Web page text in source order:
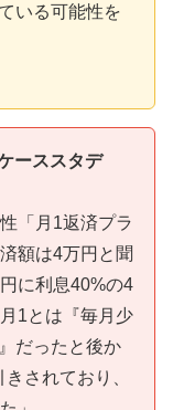
いる可能性を
ーススタデ
「月1返済プラ
額は4万円と聞
に利息40%の4
1とは『毎月少
だったと後か
されており、